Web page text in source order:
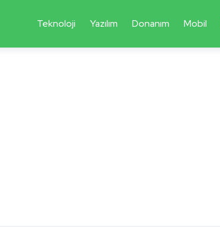
Teknoloji Yazılım Donanım Mobil